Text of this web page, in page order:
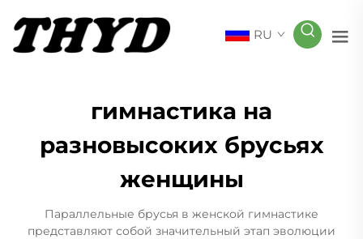
RU
гимнастика на
разновысоких брусьях
женщины
Параллельные брусья в женской гимнастике
представляют собой значительный этап эволюции